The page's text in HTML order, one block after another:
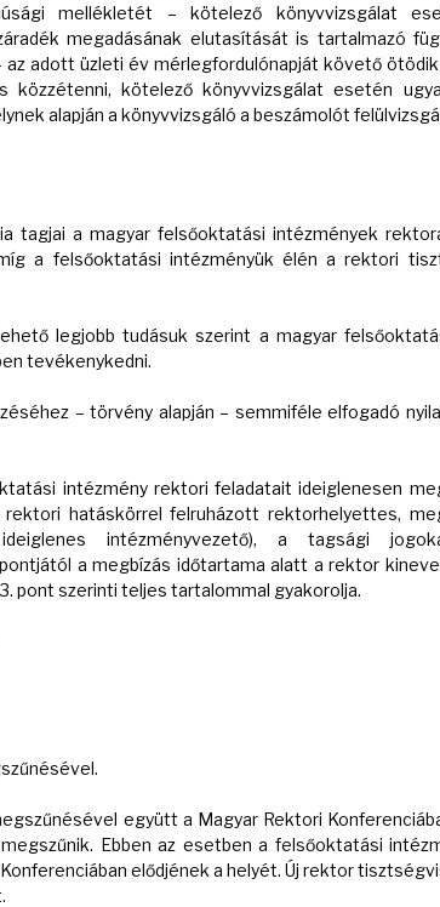
mellékletét – kötelező könyvvizsgálat
megadásának elutasítását is tartalmazó
adott üzleti év mérlegfordulónapját követő
kötelező könyvvizsgálat esetén
alapján a könyvvizsgáló a beszámolót
tagjai a magyar felsőoktatási intézmények
a felsőoktatási intézményük élén a rektori
legjobb tudásuk szerint a magyar
tevékenykedni.
– törvény alapján – semmiféle elfogadó
intézmény rektori feladatait ideiglenesen
hatáskörrel felruházott rektorhelyettes,
intézményvezető), a tagsági
a megbízás időtartama alatt a rektor
pont szerinti teljes tartalommal gyakorolja.
együtt a Magyar Rektori
Ebben az esetben a felsőoktatási
elődjének a helyét. Új rektor